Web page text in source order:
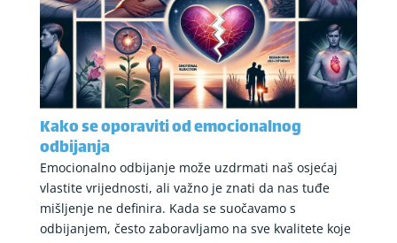
Kako se oporaviti od emocionalnog
odbijanja
Emocionalno odbijanje može uzdrmati naš osjećaj
vlastite vrijednosti, ali važno je znati da nas tuđe
mišljenje ne definira. Kada se suočavamo s
odbijanjem, često zaboravljamo na sve kvalitete koje